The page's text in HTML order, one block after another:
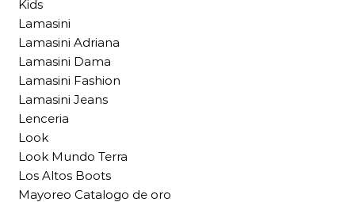
Kids
Lamasini
Lamasini Adriana
Lamasini Dama
Lamasini Fashion
Lamasini Jeans
Lenceria
Look
Look Mundo Terra
Los Altos Boots
Mayoreo Catalogo de oro